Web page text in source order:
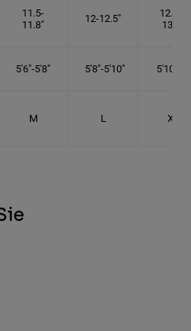
11.5-
11.8"
12-12.5"
12.75-
13.3"
5'6"-5'8" 5'8"-5'10" 5'10"- 6'
M L XL